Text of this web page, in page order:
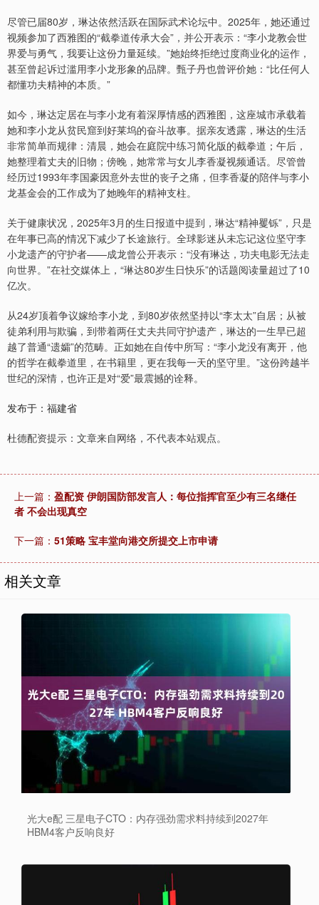
尽管已届80岁，琳达依然活跃在国际武术论坛中。2025年，她还通过
视频参加了西雅图的“截拳道传承大会”，并公开表示：“李小龙教会世
界爱与勇气，我要让这份力量延续。”她始终拒绝过度商业化的运作，
甚至曾起诉过滥用李小龙形象的品牌。甄子丹也曾评价她：“比任何人
都懂功夫精神的本质。”
如今，琳达定居在与李小龙有着深厚情感的西雅图，这座城市承载着
她和李小龙从贫民窟到好莱坞的奋斗故事。据亲友透露，琳达的生活
非常简单而规律：清晨，她会在庭院中练习简化版的截拳道；午后，
她整理着丈夫的旧物；傍晚，她常常与女儿李香凝视频通话。尽管曾
经历过1993年李国豪因意外去世的丧子之痛，但李香凝的陪伴与李小
龙基金会的工作成为了她晚年的精神支柱。
关于健康状况，2025年3月的生日报道中提到，琳达“精神矍铄”，只是
在年事已高的情况下减少了长途旅行。全球影迷从未忘记这位坚守李
小龙遗产的守护者——成龙曾公开表示：“没有琳达，功夫电影无法走
向世界。”在社交媒体上，“琳达80岁生日快乐”的话题阅读量超过了10
亿次。
从24岁顶着争议嫁给李小龙，到80岁依然坚持以“李太太”自居；从被
徒弟利用与欺骗，到带着两任丈夫共同守护遗产，琳达的一生早已超
越了普通“遗孀”的范畴。正如她在自传中所写：“李小龙没有离开，他
的哲学在截拳道里，在书籍里，更在我每一天的坚守里。”这份跨越半
世纪的深情，也许正是对“爱”最震撼的诠释。
发布于：福建省
杜德配资提示：文章来自网络，不代表本站观点。
上一篇： 盈配资 伊朗国防部发言人：每位指挥官至少有三名继任
者 不会出现真空
下一篇： 51策略 宝丰堂向港交所提交上市申请
相关文章
光大e配 三星电子CTO：内存强劲需求料持续到2027年
HBM4客户反响良好